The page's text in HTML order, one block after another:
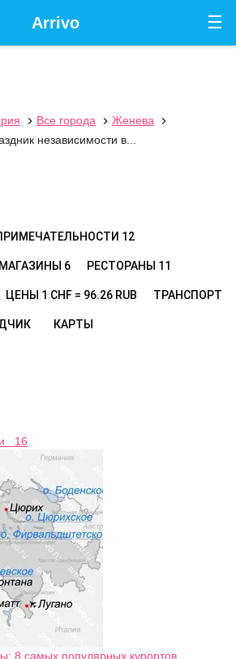
☰
Arrivo
 Все города  Женева

независимости в...
12
МАГАЗИНЫ 6 РЕСТОРАНЫ 11
ЦЕНЫ 1 CHF = 96.26 RUB ТРАНСПОРТ
КАРТЫ
16